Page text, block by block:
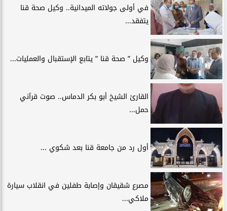
في أولى جولاته الميدانية.. وكيل صحة قنا
يتفقد...
وكيل ” صحة قنا ” يتابع الإستقبال والعمليات...
القارئ الشيخ أبو بكر الدماس.. صوت قرآني
حمل...
أول رد من جامعة قنا بعد شكوي ...
مصرع شقيقان وإصابة طفلين في انقلاب سيارة
ملاكي...